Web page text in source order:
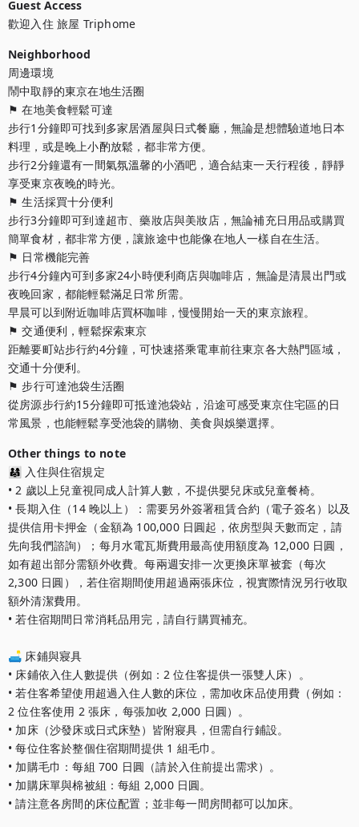
Guest Access
歡迎入住 旅屋 Triphome
Neighborhood
周邊環境
鬧中取靜的東京在地生活圈
⚑ 在地美食輕鬆可達
步行1分鐘即可找到多家居酒屋與日式餐廳，無論是想體驗道地日本
料理，或是晚上小酌放鬆，都非常方便。
步行2分鐘還有一間氣氛溫馨的小酒吧，適合結束一天行程後，靜靜
享受東京夜晚的時光。
⚑ 生活採買十分便利
步行3分鐘即可到達超市、藥妝店與美妝店，無論補充日用品或購買
簡單食材，都非常方便，讓旅途中也能像在地人一樣自在生活。
⚑ 日常機能完善
步行4分鐘內可到多家24小時便利商店與咖啡店，無論是清晨出門或
夜晚回家，都能輕鬆滿足日常所需。
早晨可以到附近咖啡店買杯咖啡，慢慢開始一天的東京旅程。
⚑ 交通便利，輕鬆探索東京
距離要町站步行約4分鐘，可快速搭乘電車前往東京各大熱門區域，
交通十分便利。
⚑ 步行可達池袋生活圈
從房源步行約15分鐘即可抵達池袋站，沿途可感受東京住宅區的日
常風景，也能輕鬆享受池袋的購物、美食與娛樂選擇。
Other things to note
👨‍👩‍👧 入住與住宿規定
• 2 歲以上兒童視同成人計算人數，不提供嬰兒床或兒童餐椅。
• 長期入住（14 晚以上）：需要另外簽署租賃合約（電子簽名）以及
提供信用卡押金（金額為 100,000 日圓起，依房型與天數而定，請
先向我們諮詢）；每月水電瓦斯費用最高使用額度為 12,000 日圓，
如有超出部分需額外收費。每兩週安排一次更換床單被套（每次
2,300 日圓），若住宿期間使用超過兩張床位，視實際情況另行收取
額外清潔費用。
• 若住宿期間日常消耗品用完，請自行購買補充。
🛋️ 床鋪與寢具
• 床鋪依入住人數提供（例如：2 位住客提供一張雙人床）。
• 若住客希望使用超過入住人數的床位，需加收床品使用費（例如：
2 位住客使用 2 張床，每張加收 2,000 日圓）。
• 加床（沙發床或日式床墊）皆附寢具，但需自行鋪設。
• 每位住客於整個住宿期間提供 1 組毛巾。
• 加購毛巾：每組 700 日圓（請於入住前提出需求）。
• 加購床單與棉被組：每組 2,000 日圓。
• 請注意各房間的床位配置；並非每一間房間都可以加床。